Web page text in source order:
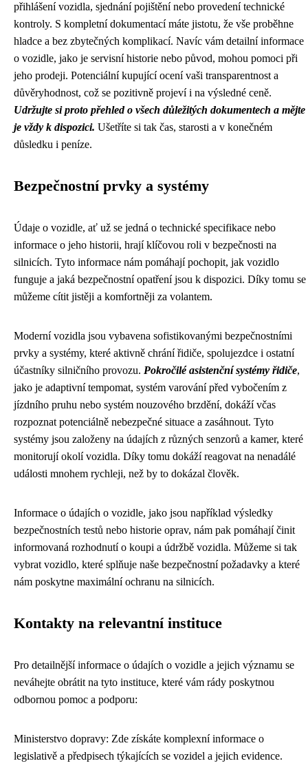
přihlášení vozidla, sjednání pojištění nebo provedení technické
kontroly. S kompletní dokumentací máte jistotu, že vše proběhne
hladce a bez zbytečných komplikací. Navíc vám detailní informace
o vozidle, jako je servisní historie nebo původ, mohou pomoci při
jeho prodeji. Potenciální kupující ocení vaši transparentnost a
důvěryhodnost, což se pozitivně projeví i na výsledné ceně.
Udržujte si proto přehled o všech důležitých dokumentech a mějte
je vždy k dispozici. Ušetříte si tak čas, starosti a v konečném
důsledku i peníze.
Bezpečnostní prvky a systémy
Údaje o vozidle, ať už se jedná o technické specifikace nebo
informace o jeho historii, hrají klíčovou roli v bezpečnosti na
silnicích. Tyto informace nám pomáhají pochopit, jak vozidlo
funguje a jaká bezpečnostní opatření jsou k dispozici. Díky tomu se
můžeme cítit jistěji a komfortněji za volantem.
Moderní vozidla jsou vybavena sofistikovanými bezpečnostními
prvky a systémy, které aktivně chrání řidiče, spolujezdce i ostatní
účastníky silničního provozu. Pokročilé asistenční systémy řidiče,
jako je adaptivní tempomat, systém varování před vybočením z
jízdního pruhu nebo systém nouzového brzdění, dokáží včas
rozpoznat potenciálně nebezpečné situace a zasáhnout. Tyto
systémy jsou založeny na údajích z různých senzorů a kamer, které
monitorují okolí vozidla. Díky tomu dokáží reagovat na nenadálé
události mnohem rychleji, než by to dokázal člověk.
Informace o údajích o vozidle, jako jsou například výsledky
bezpečnostních testů nebo historie oprav, nám pak pomáhají činit
informovaná rozhodnutí o koupi a údržbě vozidla. Můžeme si tak
vybrat vozidlo, které splňuje naše bezpečnostní požadavky a které
nám poskytne maximální ochranu na silnicích.
Kontakty na relevantní instituce
Pro detailnější informace o údajích o vozidle a jejich významu se
neváhejte obrátit na tyto instituce, které vám rády poskytnou
odbornou pomoc a podporu:
Ministerstvo dopravy: Zde získáte komplexní informace o
legislativě a předpisech týkajících se vozidel a jejich evidence.